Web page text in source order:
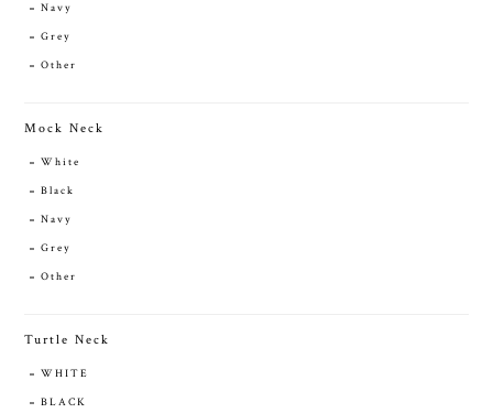
Navy
Grey
Other
Mock Neck
White
Black
Navy
Grey
Other
Turtle Neck
WHITE
BLACK